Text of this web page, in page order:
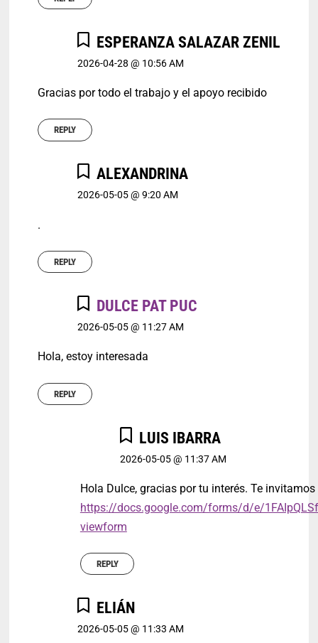
ESPERANZA SALAZAR ZENIL
2026-04-28 @ 10:56 AM
Gracias por todo el trabajo y el apoyo recibido
REPLY
ALEXANDRINA
2026-05-05 @ 9:20 AM
.
REPLY
DULCE PAT PUC
2026-05-05 @ 11:27 AM
Hola, estoy interesada
REPLY
LUIS IBARRA
2026-05-05 @ 11:37 AM
Hola Dulce, gracias por tu interés. Te
https://docs.google.com/forms/d/e/
viewform
REPLY
ELIÁN
2026-05-05 @ 11:33 AM